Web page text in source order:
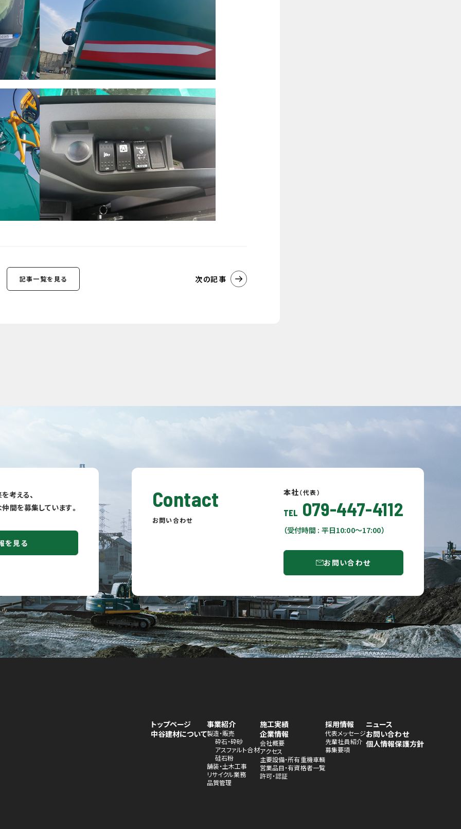
記事一覧を見る 次の記事
考える、
を募集しています。
を見る
Contact
お問い合わせ
本社（代表）
TEL 079-447-4112
（受付時間 : 平日10:00〜17:00）
お問い合わせ
トップページ
中谷建材について
事業紹介
製造・販売
砕石・砕砂
アスファルト合材
硅石粉
舗装・土木工事
リサイクル業務
品質管理
施工実績
企業情報
会社概要
アクセス
主要設備・所有重機車輌
営業品目・有資格者一覧
許可・認証
採用情報
代表メッセージ
先輩社員紹介
募集要項
ニュース
お問い合わせ
個人情報保護方針